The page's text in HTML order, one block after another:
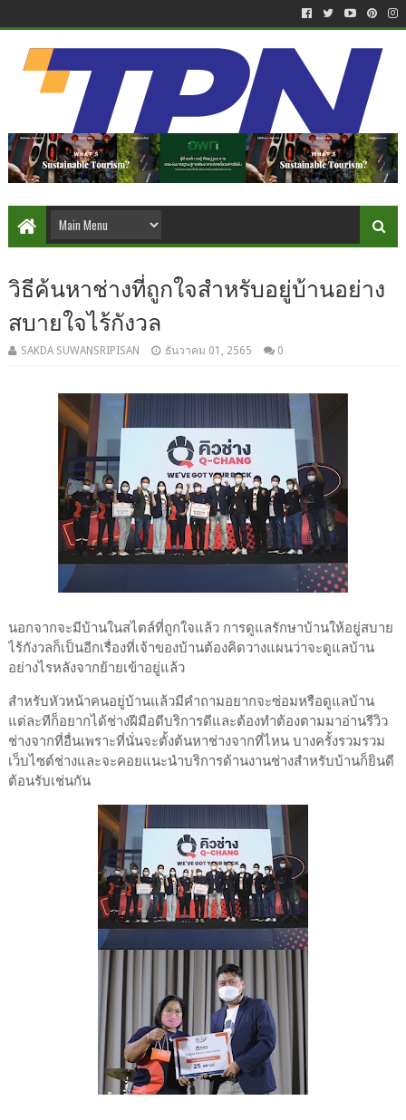
วิธีค้นหาช่างที่ถูกใจสำหรับอยู่บ้านอย่าง
สบายใจไร้กังวล
SAKDA SUWANSRIPISAN ธันวาคม 01, 2565 0
นอกจากจะมีบ้านในสไตล์ที่ถูกใจแล้ว การดูแลรักษาบ้านให้อยู่สบาย
ไร้กังวลก็เป็นอีกเรื่องที่เจ้าของบ้านต้องคิดวางแผนว่าจะดูแลบ้าน
อย่างไรหลังจากย้ายเข้าอยู่แล้ว
สำหรับหัวหน้าคนอยู่บ้านแล้วมีคำถามอยากจะซ่อมหรือดูแลบ้าน
แต่ละทีก็อยากได้ช่างฝีมือดีบริการดีและต้องทำต้องตามมาอ่านรีวิว
ช่างจากที่อื่นเพราะที่นั่นจะตั้งต้นหาช่างจากที่ไหน บางครั้งรวมรวม
เว็บไซต์ช่างและจะคอยแนะนำบริการด้านงานช่างสำหรับบ้านก็ยินดี
ต้อนรับเช่นกัน